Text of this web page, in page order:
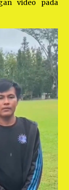
video pada